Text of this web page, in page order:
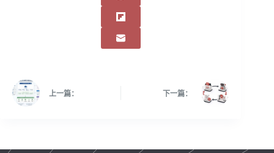
上一篇： 下一篇：